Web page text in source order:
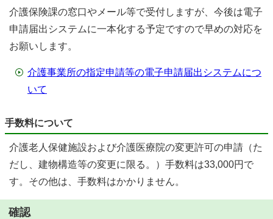
介護保険課の窓口やメール等で受付しますが、今後は電子
申請届出システムに一本化する予定ですので早めの対応を
お願いします。
介護事業所の指定申請等の電子申請届出システムにつ
いて
手数料について
介護老人保健施設および介護医療院の変更許可の申請（た
だし、建物構造等の変更に限る。）手数料は33,000円で
す。その他は、手数料はかかりません。
確認